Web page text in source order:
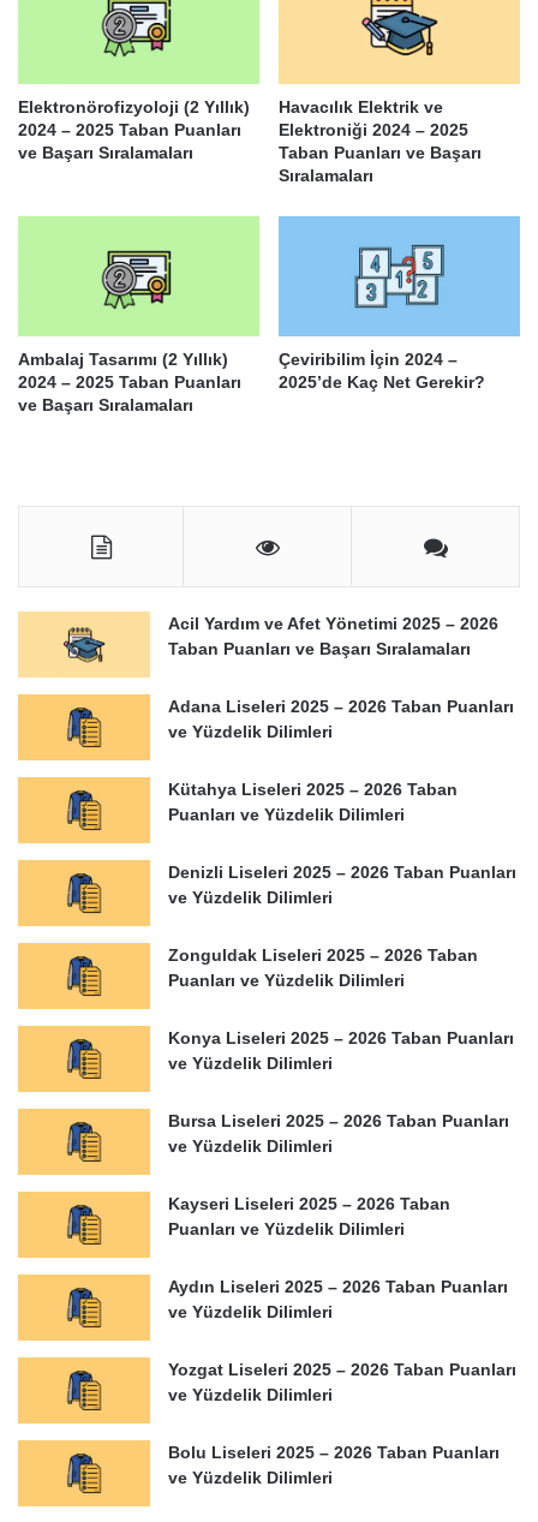
Elektronörofizyoloji (2 Yıllık)
2024 – 2025 Taban Puanları
ve Başarı Sıralamaları
Havacılık Elektrik ve
Elektroniği 2024 – 2025
Taban Puanları ve Başarı
Sıralamaları
Ambalaj Tasarımı (2 Yıllık)
2024 – 2025 Taban Puanları
ve Başarı Sıralamaları
Çeviribilim İçin 2024 –
2025’de Kaç Net Gerekir?
Acil Yardım ve Afet Yönetimi 2025 – 2026
Taban Puanları ve Başarı Sıralamaları
Adana Liseleri 2025 – 2026 Taban Puanları
ve Yüzdelik Dilimleri
Kütahya Liseleri 2025 – 2026 Taban
Puanları ve Yüzdelik Dilimleri
Denizli Liseleri 2025 – 2026 Taban Puanları
ve Yüzdelik Dilimleri
Zonguldak Liseleri 2025 – 2026 Taban
Puanları ve Yüzdelik Dilimleri
Konya Liseleri 2025 – 2026 Taban Puanları
ve Yüzdelik Dilimleri
Bursa Liseleri 2025 – 2026 Taban Puanları
ve Yüzdelik Dilimleri
Kayseri Liseleri 2025 – 2026 Taban
Puanları ve Yüzdelik Dilimleri
Aydın Liseleri 2025 – 2026 Taban Puanları
ve Yüzdelik Dilimleri
Yozgat Liseleri 2025 – 2026 Taban Puanları
ve Yüzdelik Dilimleri
Bolu Liseleri 2025 – 2026 Taban Puanları
ve Yüzdelik Dilimleri